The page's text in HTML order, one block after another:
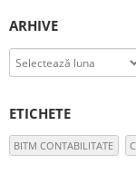
ARHIVE
Arhive
ETICHETE
BITM CONTABILITATE